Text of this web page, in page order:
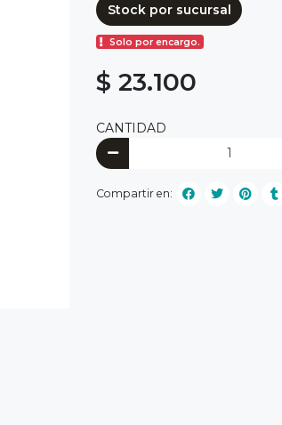
Stock por sucursal
Solo por encargo.
$ 23.100
CANTIDAD
Compartir en: